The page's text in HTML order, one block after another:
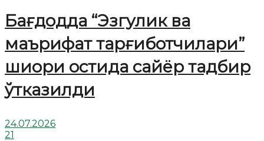
Бағдодда “Эзгулик ва
маърифат тарғиботчилари”
шиори остида сайёр тадбир
ўтказилди
24.07.2026
21